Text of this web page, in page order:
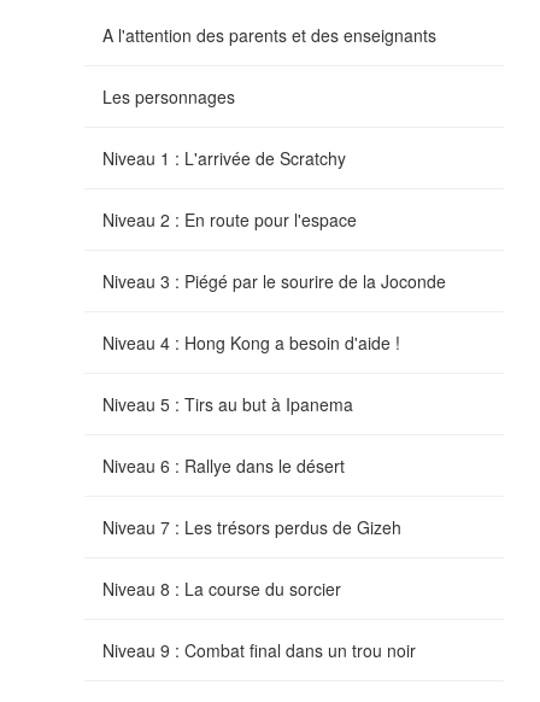
A l'attention des parents et des enseignants
Les personnages
Niveau 1 : L'arrivée de Scratchy
Niveau 2 : En route pour l'espace
Niveau 3 : Piégé par le sourire de la Joconde
Niveau 4 : Hong Kong a besoin d'aide !
Niveau 5 : Tirs au but à Ipanema
Niveau 6 : Rallye dans le désert
Niveau 7 : Les trésors perdus de Gizeh
Niveau 8 : La course du sorcier
Niveau 9 : Combat final dans un trou noir